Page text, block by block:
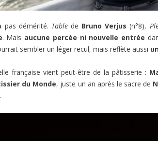
pas démérité. Tablede Bruno Verjus (n°8),
. Mais aucune percée ni nouvelle entrée
sembler un léger recul, mais reflète aussi
française vient peut-être de la pâtisserie :
du Monde, juste un an après le sacre de